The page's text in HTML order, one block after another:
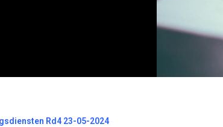
Rd4 23-05-2024